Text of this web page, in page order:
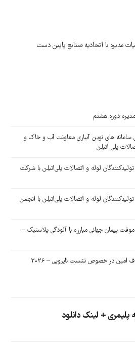
مدیره با اتحادیه صنایع پایین دست
دوره هشتم
های نوین آبیاری معاونت آب و خاک و
پلی اتیلن
لوله و اتصالات پلی‌اتیلن با شرکت
لوله و اتصالات پلی‌اتیلن با انجمن
پیمان جهانی مبارزه با آلودگی پلاستیک –
در خصوص نشست نایروبی – 2026
پلیمری + لینک دانلود